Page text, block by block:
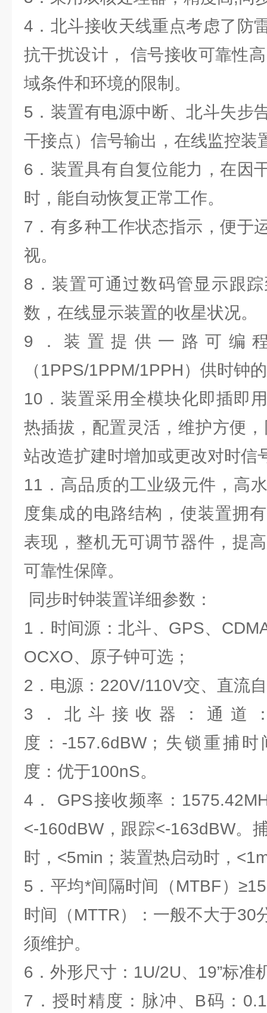
4．北斗接收天线重点考虑了防
抗干扰设计， 信号接收可靠性
域条件和环境的限制。
5．装置有电源中断、北斗失步
干接点）信号输出，在线监控装
6．装置具有自复位能力，在因
时，能自动恢复正常工作。
7．有多种工作状态指示，便于
视。
8．装置可通过数码管显示跟
数，在线显示装置的收星状况。
9．装置提供一路可编
（1PPS/1PPM/1PPH）供时钟
10．装置采用全模块化即插即
热插拔，配置灵活，维护方便
站改造扩建时增加或更改对时信
11．高品质的工业级元件，高
度集成的电路结构，使装置拥
表现，整机无可调节器件，提
可靠性保障。
同步时钟装置详细参数：
1．时间源：北斗、GPS、
OCXO、原子钟可选；
2．电源：220V/110V交、直流
3．北斗接收器：通道
度：-157.6dBW；失锁重捕
度：优于100nS。
4． GPS接收频率：
<-160dBW，跟踪<-163dBW。
时，<5min；装置热启动时，
5．平均*间隔时间（MTBF）
时间（MTTR）：一般不大于30
须维护。
6．外形尺寸：1U/2U、19”标准
7．授时精度：脉冲、B码：